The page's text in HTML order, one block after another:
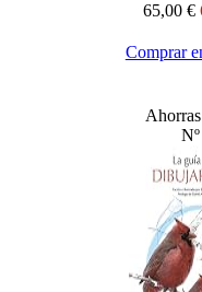
65,00 €
Comprar